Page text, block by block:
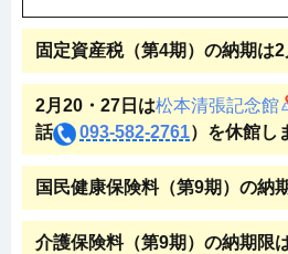
固定資産税（第4期）の納期は2
2月20・27日は松本清張記念館
話
093-582-2761）を休館し
国民健康保険料（第9期）の納
介護保険料（第9期）の納期限